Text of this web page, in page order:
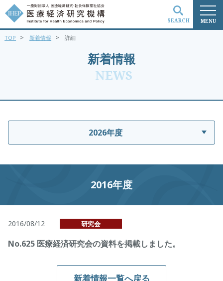
MENU
SEARCH
新着情報
NEWS
TOP > 新着情報 > 詳細
2026年度
2016年度
2016/08/12 研究会
No.625 医療経済研究会の資料を掲載しました。
新着情報一覧へ戻る